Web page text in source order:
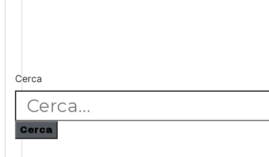
Cerca
Cerca